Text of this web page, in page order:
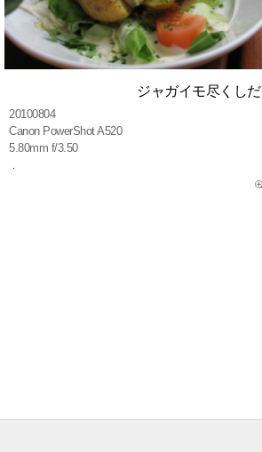
ジャガイモ尽くしだ
20100804
Canon PowerShot A520
5.80mm f/3.50